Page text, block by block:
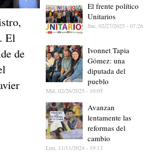
El
de
El frente político
Unitarios
Jue, 02/27/2025 - 07:26
Ivonnet Tapia
Gómez: una
diputada del
pueblo
Mié, 02/26/2025 - 10:05
Avanzan
lentamente las
reformas del
cambio
Lun, 11/11/2024 - 19:13